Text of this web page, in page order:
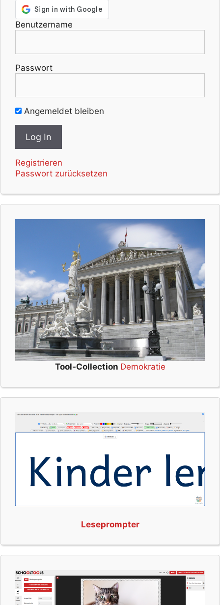
Benutzername
Passwort
Angemeldet bleiben
Registrieren
Passwort zurücksetzen
Tool-Collection Demokratie
Leseprompter